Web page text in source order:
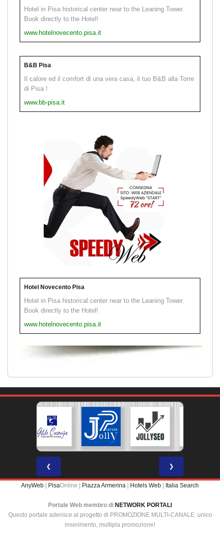
Hotel in Pisa historical center near to the Leaning Tower.
Book directly to the Hotel!
www.hotelnovecento.pisa.it
B&B Pisa
Il calore ed il comfort di una vera casa, il tuo B&B alla Torre
di Pisa !
www.bb-pisa.it
Hotel Novecento Pisa
Hotel in Pisa historical center near to the Leaning Tower.
Book directly to the Hotel!
www.hotelnovecento.pisa.it
❮ ❯
AnyWeb PisaOnline | Piazza Armerina Hotels Web Italia Search
Portale Web membro di NETWORK PORTALI
Questo portale aderisce al progetto di PROMOZIONE MULTI-CANALE: unico
inserimento, multipla promozione!